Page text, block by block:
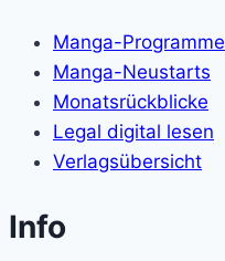
Manga-Programme
Manga-Neustarts
Monatsrückblicke
Legal digital lesen
Verlagsübersicht
Info